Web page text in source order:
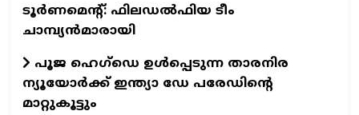
ടൂർണമെന്റ്: ഫിലഡൽഫിയ ടീം
ചാമ്പ്യൻമാരായി
പൂജ ഹെഗ്‌ഡെ ഉൾപ്പെടുന്ന താരനിര
ന്യൂയോർക്ക് ഇന്ത്യാ ഡേ പരേഡിന്റെ
മാറ്റുകൂട്ടും